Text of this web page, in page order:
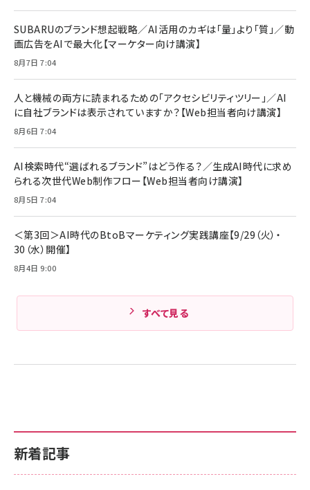
新着記事
SUBARUのブランド想起戦略／AI活用のカギは「量」より「質」／動
画広告をAIで最大化【マーケター向け講演】
8月7日 7:04
人と機械の両方に読まれるための「アクセシビリティツリー」／AI
に自社ブランドは表示されていますか？【Web担当者向け講演】
8月6日 7:04
AI検索時代“選ばれるブランド”はどう作る？／生成AI時代に求め
られる次世代Web制作フロー【Web担当者向け講演】
8月5日 7:04
＜第3回＞AI時代のBtoBマーケティング実践講座【9/29（火）・
30（水）開催】
8月4日 9:00
すべて見る